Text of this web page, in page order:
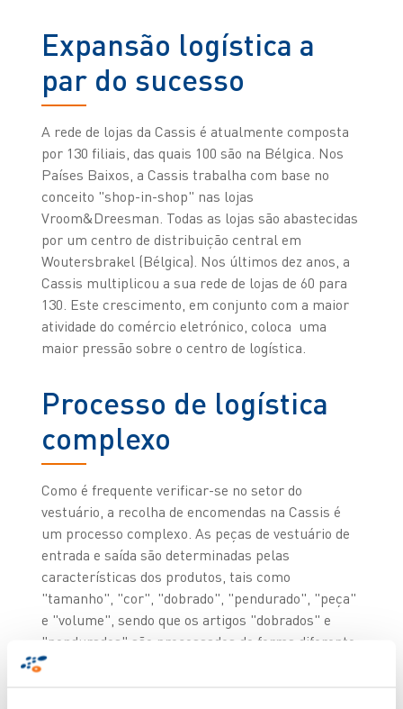
Expansão logística a
par do sucesso
A rede de lojas da Cassis é atualmente composta
por 130 filiais, das quais 100 são na Bélgica. Nos
Países Baixos, a Cassis trabalha com base no
conceito "shop-in-shop" nas lojas
Vroom&Dreesman. Todas as lojas são abastecidas
por um centro de distribuição central em
Woutersbrakel (Bélgica). Nos últimos dez anos, a
Cassis multiplicou a sua rede de lojas de 60 para
130. Este crescimento, em conjunto com a maior
atividade do comércio eletrónico, coloca uma
maior pressão sobre o centro de logística.
Processo de logística
complexo
Como é frequente verificar-se no setor do
vestuário, a recolha de encomendas na Cassis é
um processo complexo. As peças de vestuário de
entrada e saída são determinadas pelas
características dos produtos, tais como
"tamanho", "cor", "dobrado", "pendurado", "peça"
e "volume", sendo que os artigos "dobrados" e
"pendurados" são processados de forma diferente.